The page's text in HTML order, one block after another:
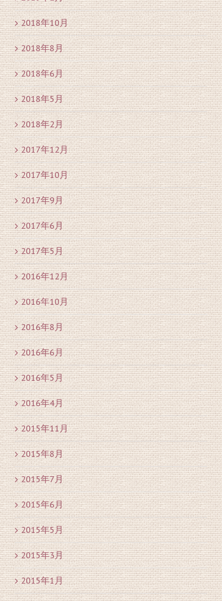
2018年10月
2018年8月
2018年6月
2018年5月
2018年2月
2017年12月
2017年10月
2017年9月
2017年6月
2017年5月
2016年12月
2016年10月
2016年8月
2016年6月
2016年5月
2016年4月
2015年11月
2015年8月
2015年7月
2015年6月
2015年5月
2015年3月
2015年1月